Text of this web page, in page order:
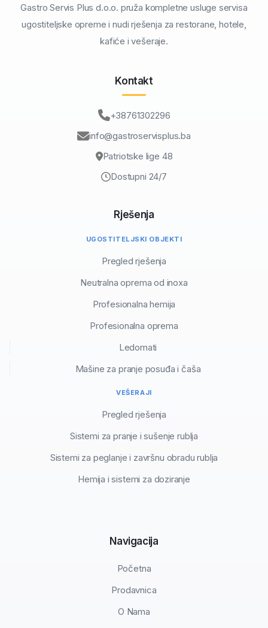
Gastro Servis Plus d.o.o. pruža kompletne usluge servisa
ugostiteljske opreme i nudi rješenja za restorane, hotele,
kafiće i vešeraje.
Kontakt
+38761302296
info@gastroservisplus.ba
Patriotske lige 48
Dostupni 24/7
Rješenja
UGOSTITELJSKI OBJEKTI
Pregled rješenja
Neutralna oprema od inoxa
Profesionalna hemija
Profesionalna oprema
Ledomati
Mašine za pranje posuđa i čaša
VEŠERAJI
Pregled rješenja
Sistemi za pranje i sušenje rublja
Sistemi za peglanje i završnu obradu rublja
Hemija i sistemi za doziranje
Navigacija
Početna
Prodavnica
O Nama